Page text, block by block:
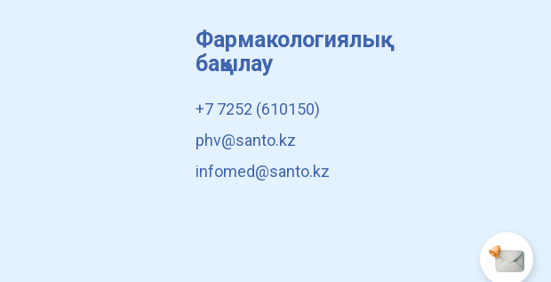
Фармакологиялық
бақылау
+7 7252 (610150)
phv@santo.kz
infomed@santo.kz